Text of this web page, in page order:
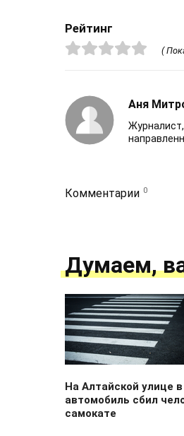
Рейтинг
(
Аня
Комментарии 0
Думаем,
На Алтайской улице
автомобиль сбил
самокате